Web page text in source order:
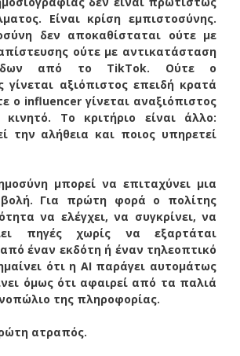
Είναι κρίση εμπιστοσύνης.
δεν αποκαθίσταται ούτε με
ούτε με αντικατάσταση
από το TikTok. Ούτε ο
γίνεται αξιόπιστος επειδή κρατά
ο influencer γίνεται αναξιόπιστος
Το κριτήριο είναι άλλο:
την αλήθεια και ποιος υπηρετεί
μπορεί να επιταχύνει μια
Για πρώτη φορά ο πολίτης
να ελέγχει, να συγκρίνει, να
πηγές χωρίς να εξαρτάται
έναν εκδότη ή έναν τηλεοπτικό
ότι η ΑΙ παράγει αυτομάτως
όμως ότι αφαιρεί από τα παλιά
της πληροφορίας.
ατραπός.